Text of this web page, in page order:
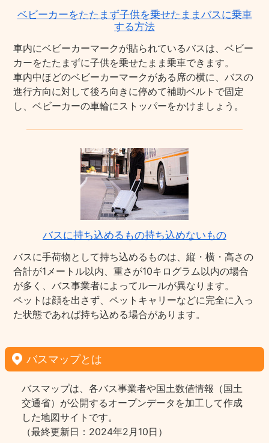
ベビーカーをたたまず子供を乗せたままバスに乗車
する方法
車内にベビーカーマークが貼られているバスは、ベビー
カーをたたまずに子供を乗せたまま乗車できます。
車内中ほどのベビーカーマークがある席の横に、バスの
進行方向に対して後ろ向きに停めて補助ベルトで固定
し、ベビーカーの車輪にストッパーをかけましょう。
バスに持ち込めるもの持ち込めないもの
バスに手荷物として持ち込めるものは、縦・横・高さの
合計が1メートル以内、重さが10キログラム以内の場合
が多く、バス事業者によってルールが異なります。
ペットは顔を出さず、ペットキャリーなどに完全に入っ
た状態であれば持ち込める場合があります。
バスマップとは
バスマップは、各バス事業者や国土数値情報（国土
交通省）が公開するオープンデータを加工して作成
した地図サイトです。
（最終更新日：2024年2月10日）